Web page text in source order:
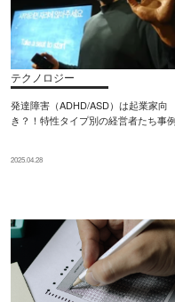
テクノロジー
発達障害（ADHD/ASD）は起業家向
き？！特性タイプ別の経営者たち事例
2025.04.28